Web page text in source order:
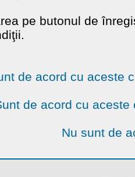
pe butonul de
de acord cu aceste
de acord cu
Nu sunt de